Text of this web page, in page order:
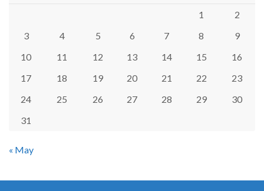
1
2
3
4 5 6 7 8
9
10
11 12 13 14 15
16
17
18 19 20 21 22
23
24
25 26 27 28 29
30
31
« May